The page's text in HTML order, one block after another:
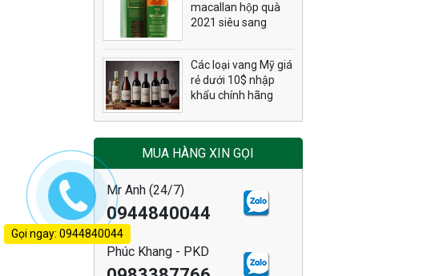
macallan hộp quà
2021 siêu sang
Các loại vang Mỹ giá
rẻ dưới 10$ nhập
khẩu chính hãng
MUA HÀNG XIN GỌI
Mr Anh (24/7)
0944840044
Phúc Khang - PKD
Gọi ngay: 0944840044